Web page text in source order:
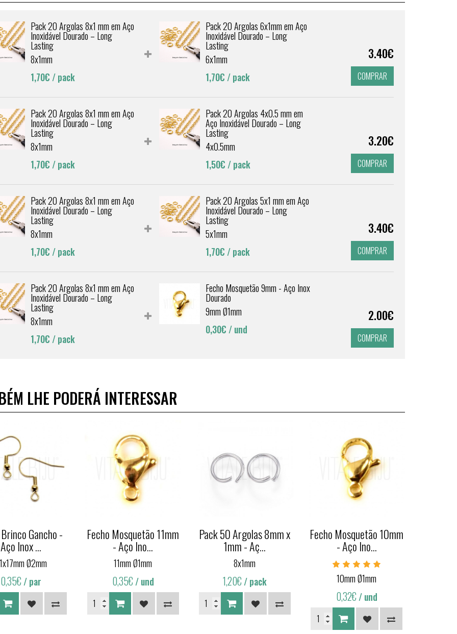
Pack 20 Argolas 8x1 mm em Aço
Inoxidável Dourado – Long
Lasting
8x1mm
1,70€ / pack
Pack 20 Argolas 6x1mm em Aço
Inoxidável Dourado – Long
Lasting
6x1mm
1,70€ / pack
3.40€
COMPRAR
Pack 20 Argolas 8x1 mm em Aço
Inoxidável Dourado – Long
Lasting
8x1mm
1,70€ / pack
Pack 20 Argolas 4x0.5 mm em
Aço Inoxidável Dourado – Long
Lasting
4x0.5mm
1,50€ / pack
3.20€
COMPRAR
Pack 20 Argolas 8x1 mm em Aço
Inoxidável Dourado – Long
Lasting
8x1mm
1,70€ / pack
Pack 20 Argolas 5x1 mm em Aço
Inoxidável Dourado – Long
Lasting
5x1mm
1,70€ / pack
3.40€
COMPRAR
Pack 20 Argolas 8x1 mm em Aço
Inoxidável Dourado – Long
Lasting
8x1mm
1,70€ / pack
Fecho Mosquetão 9mm - Aço Inox
Dourado
9mm Ø1mm
0,30€ / und
2.00€
COMPRAR
LHE PODERÁ INTERESSAR
Gancho -
Aço Inox ...
Ø2mm
0,35€/ par
Fecho Mosquetão 11mm
- Aço Ino...
11mm Ø1mm
0,35€/ und
Pack 50 Argolas 8mm x
1mm - Aç...
8x1mm
1,20€/ pack
Fecho Mosquetão 10mm
- Aço Ino...
10mm Ø1mm
0,32€/ und